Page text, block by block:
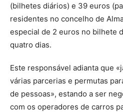
(bilhetes diários) e 39 euros
residentes no concelho de
especial de 2 euros no bilhete
quatro dias.
Este responsável adianta que
várias parcerias e permutas
de pessoas», estando a ser
com os operadores de carros